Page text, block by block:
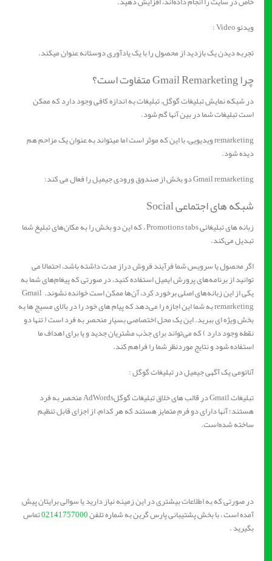
ویدئو Video :
تجربه دیدن یک بازدید از محصول را با یک یادآوری دوستانه عنوان میکند.
چرا Gmail Remarketing متفاوت است؟
در شبکه نمایش تبلیغات گوگل، تبلیغات به اندازه کافی وجود دارد که ممکن
است تبلیغات شما در بین آنها گم شود.
remarketing ویدیویی، با این که موثر است اما میتواند به عنوان یک مزاحم هم
دیده شود.
Gmail remarketing دو بخش از صندوق ورودی جیمیل را فعال می کند:
شبکه های اجتماعی Social
زبانه های تبلیغاتی Promotions tabs ، که این دو بخش را به مکان‌های تبلیغ شما
تبدیل می‌کند.
اگر محصول یا سرویس شما فرآیند فروش دراز مدت داشته باشد، احتمالا می
توانید از برنامه‌های پرورش ایمیل استفاده ‌کنید، در صورتی که پیغام‌های شما به
یکی از این زبانه‌های اصلی برخورد کرد، آن‌ها ممکن است خوانده نشوند. Gmail
remarketing به شما این اجازه را می‌دهد که پیام های خود را در بالای مسیج ها به
بخش ویژه ای ببرید. این یک محل اختصاصی بسیار منحصر به فرد است ( تنها دو
نقطه وجود دارد ) که می‌تواند برای جذب مشتریان جدید و یا برای اهداف ما
استفاده شود و نتایج موردنظر شما را فراهم کند.
آناتومی یک آگهی جیمیل در تبلیغات گوگل :
تبلیغات Gmail در قالب های خلاق تبلیغات گوگلAdWords منحصر به فرد
هستند؛ آنها دارای دو فرم متمایز هستند که هر کدام، از اجزای قابل تنظیم
ساخته شده‌است.
در صورتی که به اطلاعات بیشتری در این زمینه نیاز دارید یا سوالی برایتان پیش
آمده است ، با بخش پشتیبانی پارس گرین به شماره تلفن02141757000تماس
بگیرید .